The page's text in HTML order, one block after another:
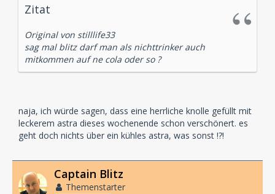
Zitat
Original von stilllife33
sag mal blitz darf man als nichttrinker auch
mitkommen auf ne cola oder so ?
naja, ich würde sagen, dass eine herrliche knolle gefüllt mit
leckerem astra dieses wochenende schon verschönert. es
geht doch nichts über ein kühles astra, was sonst !?!
Captain Blitz
Themenstarter